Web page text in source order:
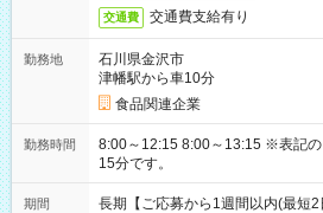
交通費 交通費支給有り
勤務地
石川県金沢市
津幡駅から車10分
食品関連企業
勤務時間
8:00～12:15 8:00～13:15 ※表記のうち実働4時間15分から5時間
15分です。
期間
長期【ご応募から1週間以内(最短2